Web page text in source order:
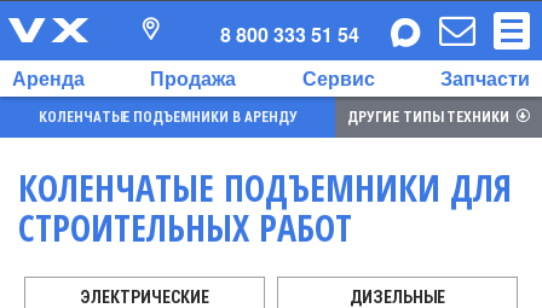
Аренда Продажа Сервис Запчасти
8 800 333 51 54
КОЛЕНЧАТЫЕ ПОДЪЕМНИКИ В АРЕНДУ ДРУГИЕ ТИПЫ ТЕХНИКИ
КОЛЕНЧАТЫЕ ПОДЪЕМНИКИ ДЛЯ
СТРОИТЕЛЬНЫХ РАБОТ
ЭЛЕКТРИЧЕСКИЕ ДИЗЕЛЬНЫЕ